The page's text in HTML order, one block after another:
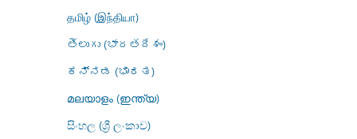
தமிழ் (இந்தியா)
తెలుగు (భారతదేశం)
ಕನ್ನಡ (ಭಾರತ)
മലയാളം (ഇന്ത്യ)
සිංහල (ශ්‍රී ලංකාව)